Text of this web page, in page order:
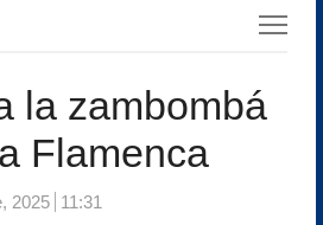
la zambombá
Flamenca
2025 11:31